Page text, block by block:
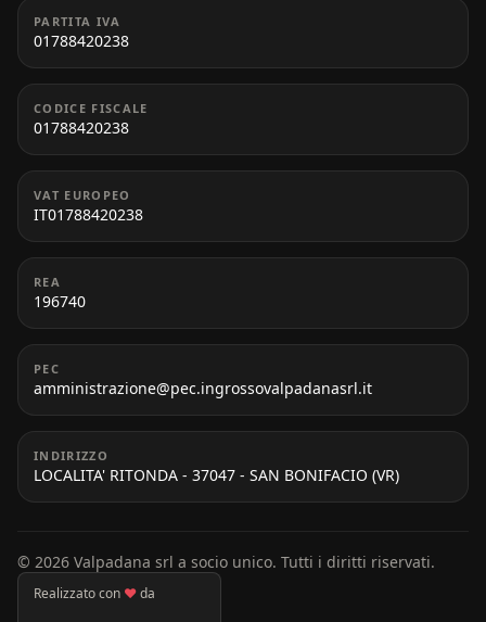
PARTITA IVA
01788420238
CODICE FISCALE
01788420238
VAT EUROPEO
IT01788420238
REA
196740
PEC
amministrazione@pec.ingrossovalpadanasrl.it
INDIRIZZO
LOCALITA' RITONDA - 37047 - SAN BONIFACIO (VR)
© 2026 Valpadana srl a socio unico. Tutti i diritti riservati.
Realizzato con ♥da